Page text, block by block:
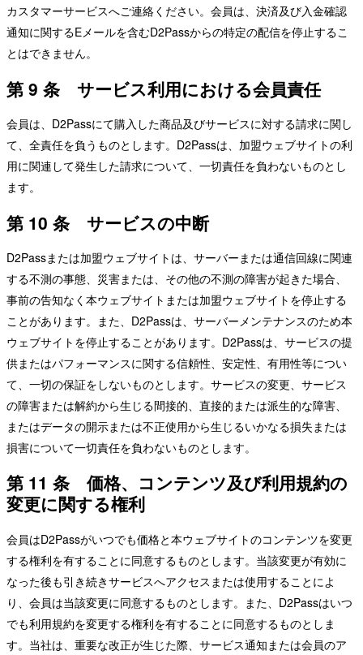
カスタマーサービスへご連絡ください。会員は、決済及び入金確認
通知に関するEメールを含むD2Passからの特定の配信を停止するこ
とはできません。
第 9 条 サービス利用における会員責任
会員は、D2Passにて購入した商品及びサービスに対する請求に関し
て、全責任を負うものとします。D2Passは、加盟ウェブサイトの利
用に関連して発生した請求について、一切責任を負わないものとし
ます。
第 10 条 サービスの中断
D2Passまたは加盟ウェブサイトは、サーバーまたは通信回線に関連
する不測の事態、災害または、その他の不測の障害が起きた場合、
事前の告知なく本ウェブサイトまたは加盟ウェブサイトを停止する
ことがあります。また、D2Passは、サーバーメンテナンスのため本
ウェブサイトを停止することがあります。D2Passは、サービスの提
供またはパフォーマンスに関する信頼性、安定性、有用性等につい
て、一切の保証をしないものとします。サービスの変更、サービス
の障害または解約から生じる間接的、直接的または派生的な障害、
またはデータの開示または不正使用から生じるいかなる損失または
損害について一切責任を負わないものとします。
第 11 条 価格、コンテンツ及び利用規約の
変更に関する権利
会員はD2Passがいつでも価格と本ウェブサイトのコンテンツを変更
する権利を有することに同意するものとします。当該変更が有効に
なった後も引き続きサービスへアクセスまたは使用することによ
り、会員は当該変更に同意するものとします。また、D2Passはいつ
でも利用規約を変更する権利を有することに同意するものとしま
す。当社は、重要な改正が生じた際、サービス通知または会員のア